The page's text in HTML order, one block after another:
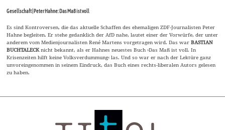
Gesellschaft | Peter Hahne: Das Maß ist voll
Es sind Kontroversen, die das aktuelle Schaffen des ehemaligen ZDF-Journalisten Peter
Hahne begleiten. Er stehe gedanklich der AfD nahe, lautet einer der Vorwürfe, der unter
anderem vom Medienjournalisten René Martens vorgetragen wird. Das warBASTIAN
BUCHTALECK nicht bekannt, als er Hahnes neuestes Buch ›Das Maß ist voll. In
Krisenzeiten hilft keine Volksverdummung‹ las. Und so war er nach der Lektüre ganz
unvoreingenommen in seinem Eindruck, das Buch eines rechts-liberalen Autors gelesen
zu haben.